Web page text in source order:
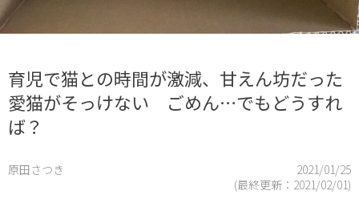
育児で猫との時間が激減、甘えん坊だった
愛猫がそっけない ごめん…でもどうすれ
ば？
原田さつき
2021/01/25
(最終更新： 2021/02/01)